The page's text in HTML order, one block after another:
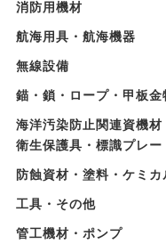
消防用機材
航海用具・航海機器
無線設備
錨・鎖・ロープ・甲板金
海洋汚染防止関連資機材
衛生保護具・標識プレー
防蝕資材・塗料・ケミカ
工具・その他
管工機材・ポンプ